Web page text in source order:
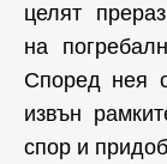
целят
на
Според нея
извън
спор и